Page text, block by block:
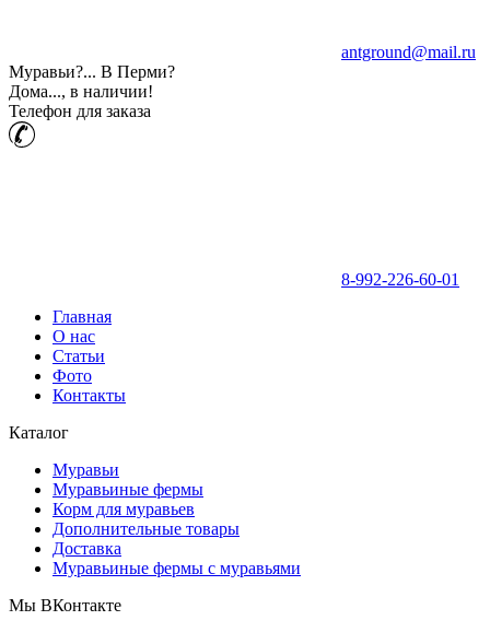
antground@mail.ru
Муравьи?... В Перми?
Дома..., в наличии!
Телефон для заказа
8-992-226-60-01
Главная
О нас
Статьи
Фото
Контакты
Каталог
Муравьи
Муравьиные фермы
Корм для муравьев
Дополнительные товары
Доставка
Муравьиные фермы с муравьями
Мы ВКонтакте